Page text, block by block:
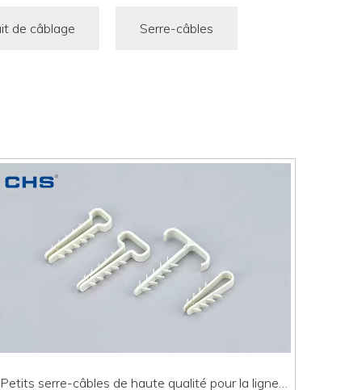
de câblage Serre-câbles
Petits serre-câbles de haute qualité pour la ligne